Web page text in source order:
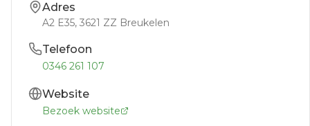
Adres
A2 E35, 3621 ZZ Breukelen
Telefoon
0346 261 107
Website
Bezoek website